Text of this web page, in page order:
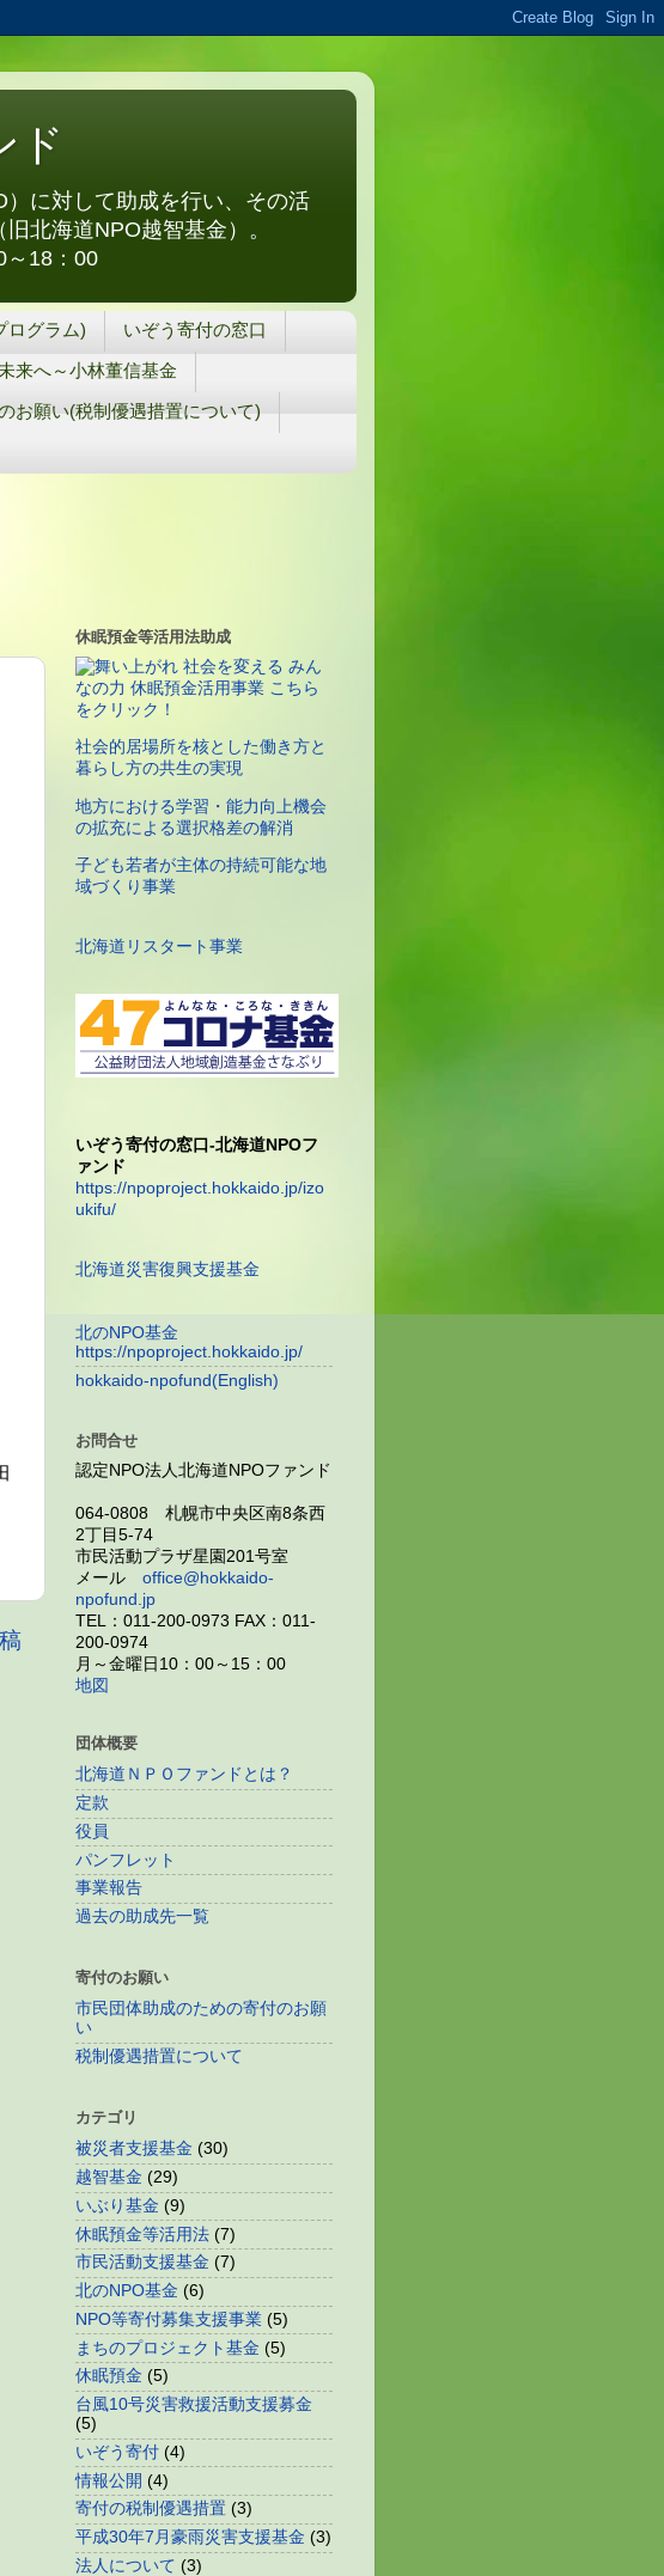
ド
に対して助成を行い、その活
北海道NPO越智基金）。
18：00
ログラム)
いぞう寄付の窓口
来へ～小林董信基金
お願い(税制優遇措置について)
休眠預金等活用法助成
社会的居場所を核とした働き方と
暮らし方の共生の実現
地方における学習・能力向上機会
の拡充による選択格差の解消
子ども若者が主体の持続可能な地
域づくり事業
北海道リスタート事業
いぞう寄付の窓口-北海道NPOフ
ァンド
https://npoproject.hokkaido.jp/izo
ukifu/
北海道災害復興支援基金
北のNPO基金
https://npoproject.hokkaido.jp/
hokkaido-npofund(English)
お問合せ
認定NPO法人北海道NPOファンド
064-0808 札幌市中央区南8条西
2丁目5-74
市民活動プラザ星園201号室
メール office@hokkaido-
npofund.jp
TEL：011-200-0973 FAX：011-
200-0974
月～金曜日10：00～15：00
地図
団体概要
北海道ＮＰＯファンドとは？
定款
役員
パンフレット
事業報告
過去の助成先一覧
寄付のお願い
市民団体助成のための寄付のお願
い
税制優遇措置について
カテゴリ
被災者支援基金 (30)
越智基金 (29)
いぶり基金 (9)
休眠預金等活用法 (7)
市民活動支援基金 (7)
北のNPO基金 (6)
NPO等寄付募集支援事業 (5)
まちのプロジェクト基金 (5)
休眠預金 (5)
台風10号災害救援活動支援募金
(5)
いぞう寄付 (4)
情報公開 (4)
寄付の税制優遇措置 (3)
平成30年7月豪雨災害支援基金 (3)
法人について (3)